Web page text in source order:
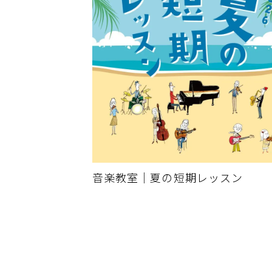
音楽教室｜夏の短期レッスン